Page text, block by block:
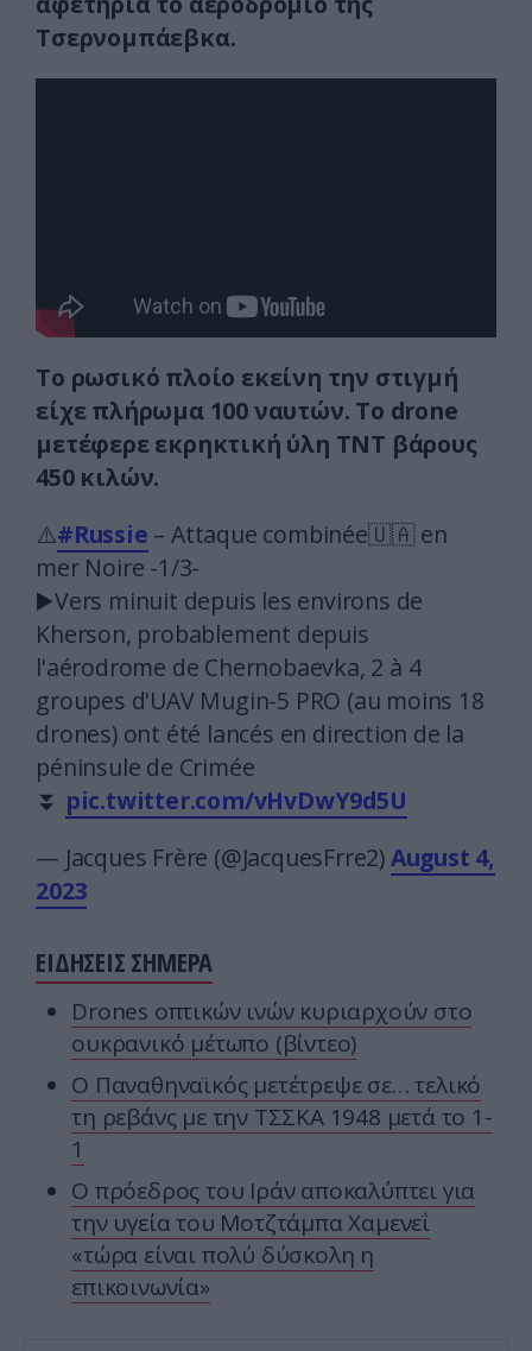
Τσερνομπάεβκα.
To ρωσικό πλοίο εκείνη την στιγμή
είχε πλήρωμα 100 ναυτών. Τo drone
μετέφερε εκρηκτική ύλη ΤΝΤ βάρους
450 κιλών.
⚠️#Russie – Attaque combinée🇺🇦 en
mer Noire -1/3-
▶️Vers minuit depuis les environs de
Kherson, probablement depuis
l'aérodrome de Chernobaevka, 2 à 4
groupes d'UAV Mugin-5 PRO (au moins 18
drones) ont été lancés en direction de la
péninsule de Crimée
⏬ pic.twitter.com/vHvDwY9d5U
— Jacques Frère (@JacquesFrre2)August 4,
2023
ΕΙΔΗΣΕΙΣ ΣΗΜΕΡΑ
Drones οπτικών ινών κυριαρχούν στο
ουκρανικό μέτωπο (βίντεο)
Ο Παναθηναϊκός μετέτρεψε σε… τελικό
τη ρεβάνς με την ΤΣΣΚΑ 1948 μετά το 1-
1
Ο πρόεδρος του Ιράν αποκαλύπτει για
την υγεία του Μοτζτάμπα Χαμενεΐ
«τώρα είναι πολύ δύσκολη η
επικοινωνία»